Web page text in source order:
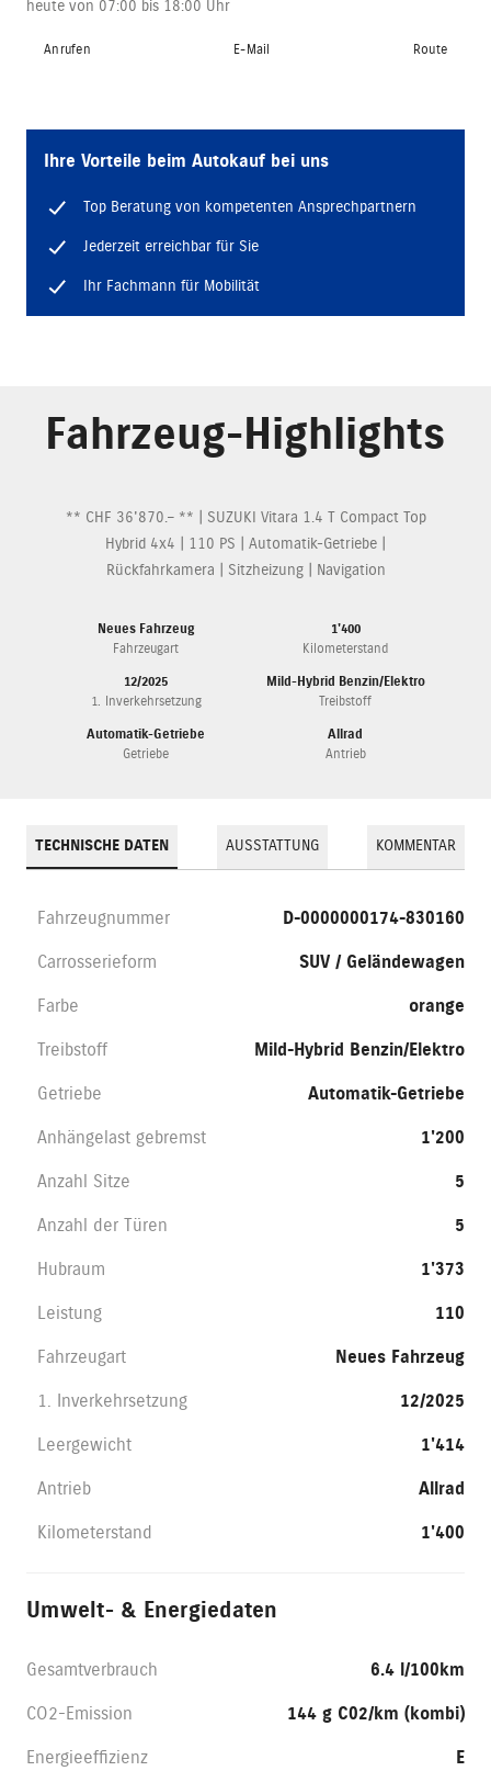
heute von 07:00 bis 18:00 Uhr
Anrufen E-Mail Route
Ihre Vorteile beim Autokauf bei uns
Top Beratung von kompetenten Ansprechpartnern
Jederzeit erreichbar für Sie
Ihr Fachmann für Mobilität
Fahrzeug-Highlights
** CHF 36'870.– ** | SUZUKI Vitara 1.4 T Compact Top
Hybrid 4x4 | 110 PS | Automatik-Getriebe |
Rückfahrkamera | Sitzheizung | Navigation
Neues Fahrzeug
Fahrzeugart
1'400
Kilometerstand
12/2025
1. Inverkehrsetzung
Mild-Hybrid Benzin/Elektro
Treibstoff
Automatik-Getriebe
Getriebe
Allrad
Antrieb
TECHNISCHE DATEN AUSSTATTUNG KOMMENTAR
Fahrzeugnummer
D-0000000174-830160
Carrosserieform
SUV / Geländewagen
Farbe
orange
Treibstoff
Mild-Hybrid Benzin/Elektro
Getriebe
Automatik-Getriebe
Anhängelast gebremst
1'200
Anzahl Sitze
5
Anzahl der Türen
5
Hubraum
1'373
Leistung
110
Fahrzeugart
Neues Fahrzeug
1. Inverkehrsetzung
12/2025
Leergewicht
1'414
Antrieb
Allrad
Kilometerstand
1'400
Umwelt- & Energiedaten
Gesamtverbrauch
6.4 l/100km
CO2-Emission
144 g C02/km (kombi)
Energieeffizienz
E